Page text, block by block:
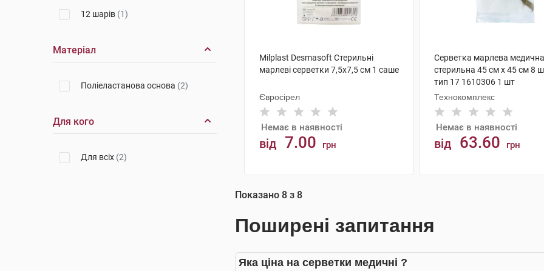
12 шарів (1)
Матеріал
Поліеластанова основа (2)
Для кого
Для всіх (2)
Milplast Desmasoft Стерильні
марлеві серветки 7,5x7,5 см 1 саше
Євросірел
Немає в наявності
від 7.00 грн
Серветка марлева медична
стерильна 45 см х 45 см 8
тип 17 1610306 1 шт
Технокомплекс
Немає в наявності
від 63.60 грн
Показано 8 з 8
Поширені запитання
Яка ціна на серветки медичні ?